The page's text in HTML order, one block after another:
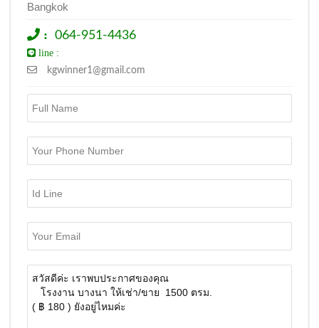
Bangkok
: 064-951-4436
line :
kgwinner1@gmail.com